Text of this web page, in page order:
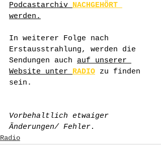
Podcastarchiv NACHGEHÖRT
werden.
In weiterer Folge nach
Erstausstrahlung, werden die
Sendungen auch auf unserer
Website unter RADIO zu finden
sein.
Vorbehaltlich etwaiger
Änderungen/ Fehler.
Radio